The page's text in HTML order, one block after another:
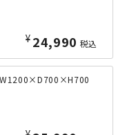
¥ 24,990 税込
W1200×D700×H700